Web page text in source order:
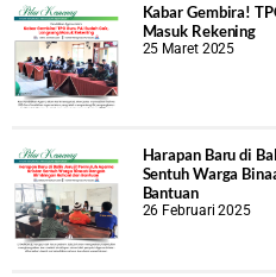
Kabar Gembira!
Masuk Rekening
25 Maret 2025
Harapan Baru di
Sentuh Warga
Bantuan
26 Februari 2025